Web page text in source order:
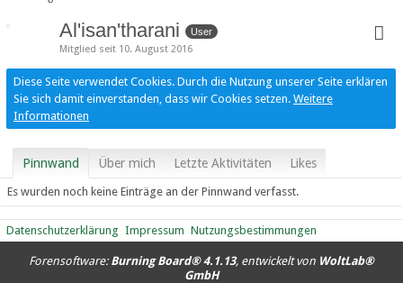
Al'isan'tharani User
Mitglied seit 10. August 2016
Diese Seite verwendet Cookies. Durch die Nutzung unserer Seite erklären
Sie sich damit einverstanden, dass wir Cookies setzen. Weitere
Informationen
Pinnwand Über mich Letzte Aktivitäten Likes
Es wurden noch keine Einträge an der Pinnwand verfasst.
Datenschutzerklärung Impressum Nutzungsbestimmungen
Forensoftware: Burning Board® 4.1.13, entwickelt von WoltLab®
GmbH